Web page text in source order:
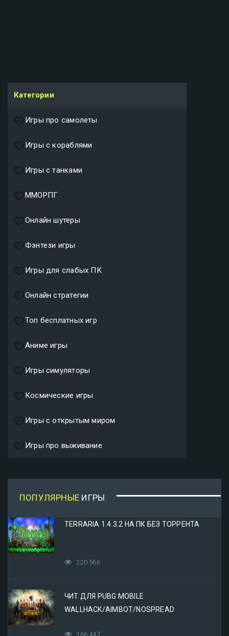
Категории
Игры про самолеты
Игры с кораблями
Игры с танками
ММОРПГ
Онлайн шутеры
Фэнтези игры
Игры для слабых ПК
Онлайн стратегии
Топ бесплатных игр
Аниме игры
Игры симуляторы
Космические игры
Игры с открытым миром
Игры про выживание
ПОПУЛЯРНЫЕ ИГРЫ
TERRARIA 1.4.3.2 НА ПК БЕЗ ТОРРЕНТА
220 566
ЧИТ ДЛЯ PUBG MOBILE
WALLHACK/AIMBOT/NOSPREAD
166 447